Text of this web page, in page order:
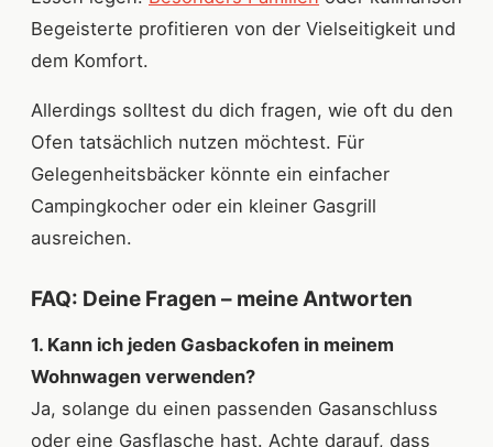
Begeisterte profitieren von der Vielseitigkeit und
dem Komfort.
Allerdings solltest du dich fragen, wie oft du den
Ofen tatsächlich nutzen möchtest. Für
Gelegenheitsbäcker könnte ein einfacher
Campingkocher oder ein kleiner Gasgrill
ausreichen.
FAQ: Deine Fragen – meine Antworten
1. Kann ich jeden Gasbackofen in meinem
Wohnwagen verwenden?
Ja, solange du einen passenden Gasanschluss
oder eine Gasflasche hast. Achte darauf, dass